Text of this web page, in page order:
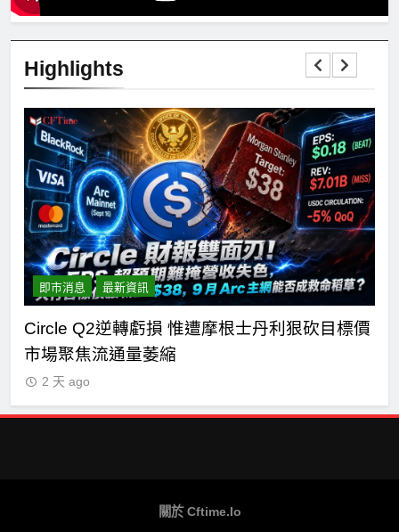
Highlights
即市消息 最新資訊
Circle Q2逆轉虧損 惟遭摩根士丹利狠砍目標價
市場聚焦流通量萎縮
2 天 ago
關於 Cftime.io